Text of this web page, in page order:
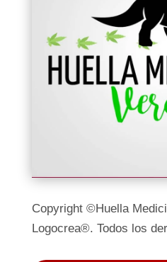
Copyright ©Huella
Logocrea®. Todos los